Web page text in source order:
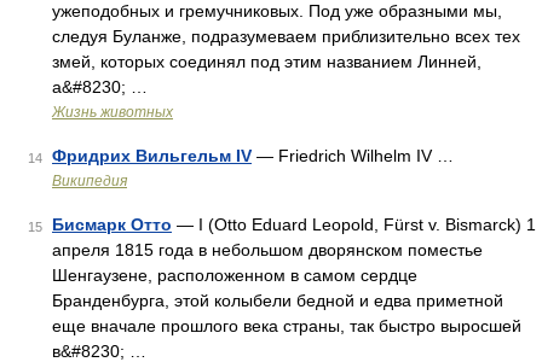
ужеподобных и гремучниковых. Под уже образными мы,
следуя Буланже, подразумеваем приблизительно всех тех
змей, которых соединял под этим названием Линней,
а&#8230; …
Жизнь животных
14 Фридрих Вильгельм IV — Friedrich Wilhelm IV …
Википедия
15 Бисмарк Отто — I (Otto Eduard Leopold, Fürst v. Bismarck) 1
апреля 1815 года в небольшом дворянском поместье
Шенгаузене, расположенном в самом сердце
Бранденбурга, этой колыбели бедной и едва приметной
еще вначале прошлого века страны, так быстро выросшей
в&#8230; …